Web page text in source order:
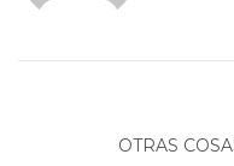
OTRAS